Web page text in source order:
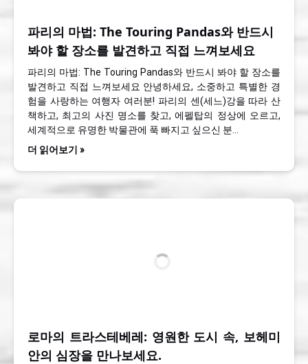
파리의 마법: The Touring Pandas와 반드시
봐야 할 장소를 발견하고 직접 느껴보세요
파리의 마법: The Touring Pandas와 반드시 봐야 할 장소를
발견하고 직접 느껴보세요 안녕하세요, 소중하고 특별한 경
험을 사랑하는 여행자 여러분! 파리의 센(세느)강을 따라 산
책하고, 최고의 사진 명소를 찾고, 에펠탑의 정상에 오르고,
세계적으로 유명한 박물관에 푹 빠지고 싶으신 분…
더 읽어보기 »
로마의 트라스테베레: 영원한 도시 속, 보헤미
안의 심장을 만나보세요.